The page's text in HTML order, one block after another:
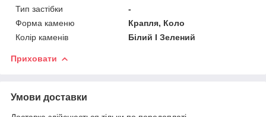
Тип застібки
-
Форма каменю
Крапля, Коло
Колір каменів
Білий I Зелений
Приховати
Умови доставки